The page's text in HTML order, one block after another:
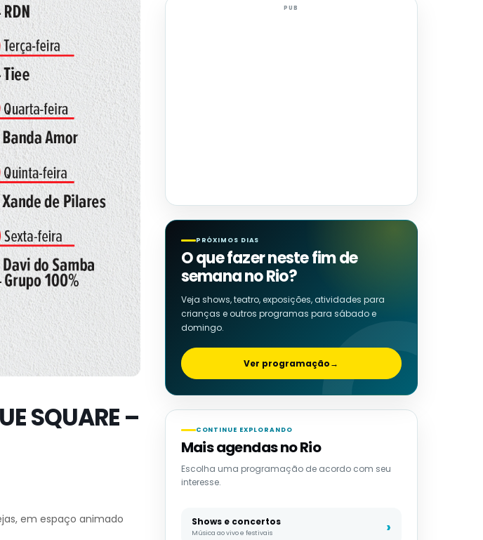
SQUARE –
em espaço animado
PUB
PRÓXIMOS DIAS
O que fazer neste fim de
semana no Rio?
Veja shows, teatro, exposições, atividades para
crianças e outros programas para sábado e
domingo.
Ver programação→
CONTINUE EXPLORANDO
Mais agendas no Rio
Escolha uma programação de acordo com seu
interesse.
Shows e concertos
Música ao vivo e festivais